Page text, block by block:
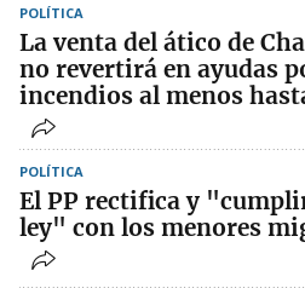
POLÍTICA
La venta del ático de
no revertirá en ayudas
incendios al menos
POLÍTICA
El PP rectifica y
ley" con los menores